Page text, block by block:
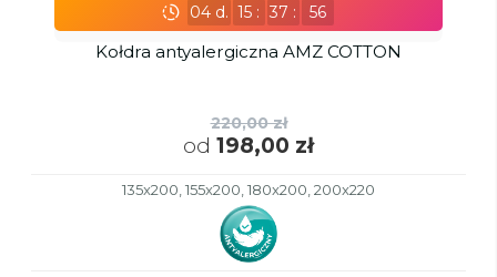
04d. 15 : 37 : 55
Kołdra antyalergiczna AMZ COTTON
220,00 zł
od 198,00 zł
135x200, 155x200, 180x200, 200x220